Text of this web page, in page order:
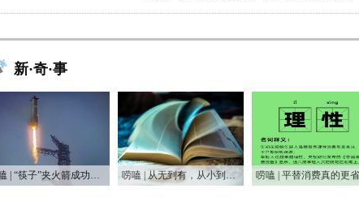
新·奇·事
唠嗑 | “筷子”夹火箭成功，又让他装到了！？ 唠嗑 | 从无到有，从小到大，75年家电之变